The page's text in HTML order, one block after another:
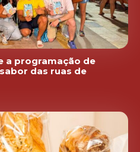
a programação de
das ruas de